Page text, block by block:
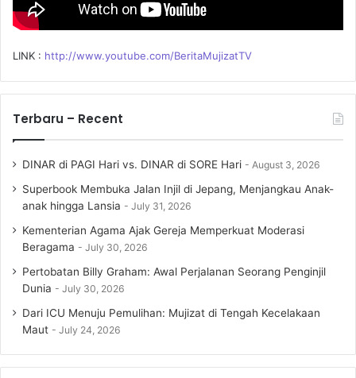
LINK : http://www.youtube.com/BeritaMujizatTV
Terbaru – Recent
DINAR di PAGI Hari vs. DINAR di SORE Hari August 3, 2026
Superbook Membuka Jalan Injil di Jepang, Menjangkau Anak-
anak hingga Lansia
July 31, 2026
Kementerian Agama Ajak Gereja Memperkuat Moderasi
Beragama
July 30, 2026
Pertobatan Billy Graham: Awal Perjalanan Seorang Penginjil
Dunia
July 30, 2026
Dari ICU Menuju Pemulihan: Mujizat di Tengah Kecelakaan
Maut
July 24, 2026